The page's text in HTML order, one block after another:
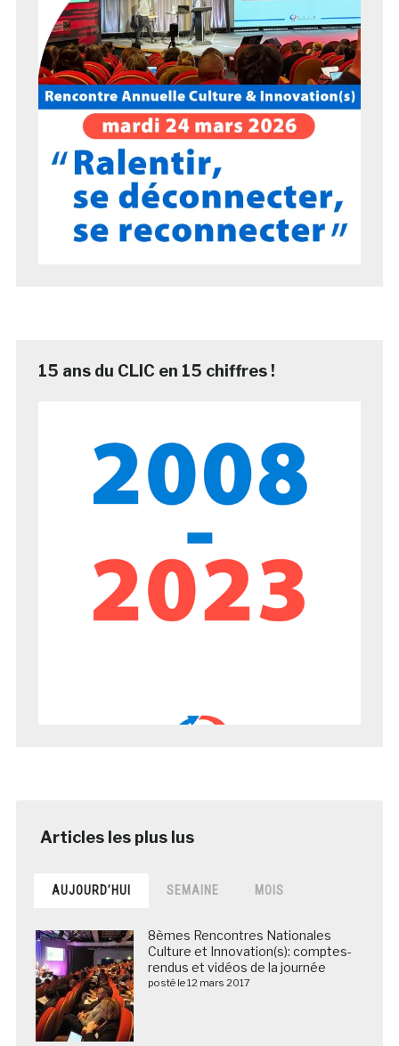
15 ans du CLIC en 15 chiffres !
AUJOURD’HUI SEMAINE MOIS
8èmes Rencontres Nationales
Culture et Innovation(s): comptes-
rendus et vidéos de la journée
posté le 12 mars 2017